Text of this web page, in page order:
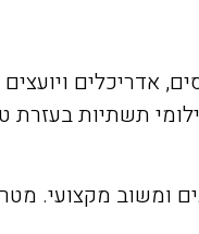
אדריכלים
תשתיות בעזרת
ומשוב מקצועי.